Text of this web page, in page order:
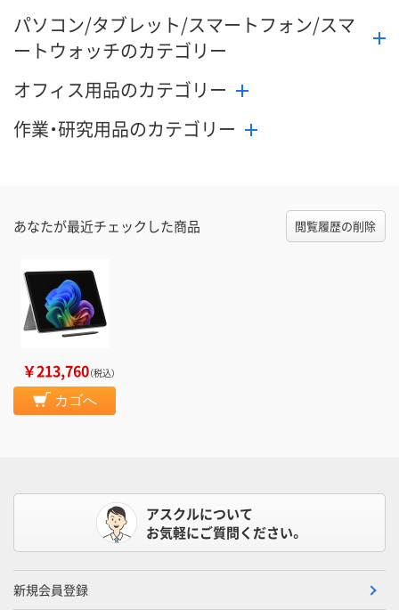
パソコン/タブレット/スマートフォン/スマ
ートウォッチのカテゴリー
オフィス用品のカテゴリー
作業・研究用品のカテゴリー
あなたが最近チェックした商品 閲覧履歴の削除
￥213,760（税込）
カゴへ
アスクルについて
お気軽にご質問ください。
新規会員登録